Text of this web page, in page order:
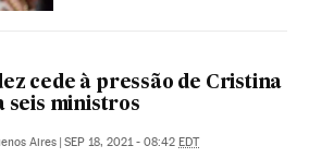
cede à pressão de Cristina
ministros
Aires SEP 18, 2021 - 08:42 EDT